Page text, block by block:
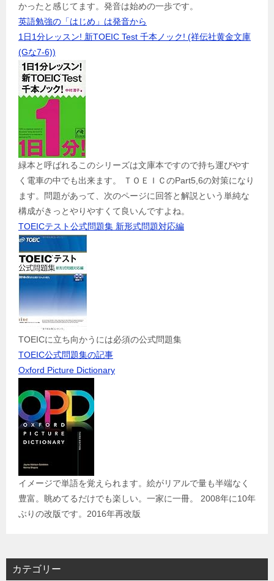
かったと感じてます。発音は始めの一歩です。
英語勉強の「はじめ」は発音から
1日1分レッスン! 新TOEIC Test 千本ノック! (祥伝社黄金文庫
(Gな7-6))
緑本と呼ばれるこのシリーズは文庫本ですので持ち運びやす
く電車の中でも出来ます。 ＴＯＥＩＣのPart5,6の対策になり
ます。問題があって、次のページに回答と解説という単純な
構成がきっとやりやすくて良いんですよね。
TOEICテスト公式問題集 新形式問題対応編
TOEICに立ち向かうには必須の公式問題集
TOEIC公式問題集の記事
Oxford Picture Dictionary
イメージで単語を覚えられます。絵がリアルで量も半端なく
豊富。眺めてるだけでも楽しい。一家に一冊。 2008年に10年
ぶりの改版です。2016年再改版
カテゴリー